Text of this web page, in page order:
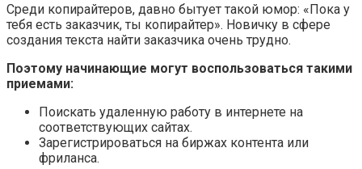
Среди копирайтеров, давно бытует такой юмор: «Пока у
тебя есть заказчик, ты копирайтер». Новичку в сфере
создания текста найти заказчика очень трудно.
Поэтому начинающие могут воспользоваться такими
приемами:
Поискать удаленную работу в интернете на
соответствующих сайтах.
Зарегистрироваться на биржах контента или
фриланса.